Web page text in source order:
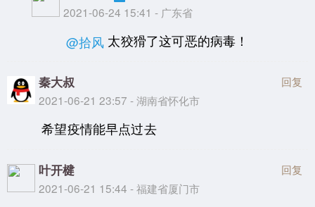
2021-06-24 15:41 - 广东省
@拾风 太狡猾了这可恶的病毒！
秦大叔
2021-06-21 23:57 - 湖南省怀化市
回复
希望疫情能早点过去
叶开楗
2021-06-21 15:44 - 福建省厦门市
回复